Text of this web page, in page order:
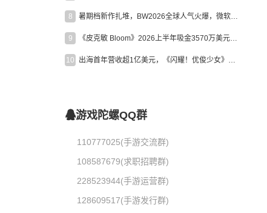
8 暑期档新作扎堆，BW2026全球人气火爆，微软XBOX大裁员|陀螺周报
9 《皮克敏 Bloom》2026上半年吸金3570万美元，中国台湾成最大市场
10 出海首年营收超1亿美元，《闪耀！优俊少女》美国市场占比达七成
游戏陀螺QQ群
110777025(手游交流群)
108587679(求职招聘群)
228523944(手游运营群)
128609517(手游发行群)